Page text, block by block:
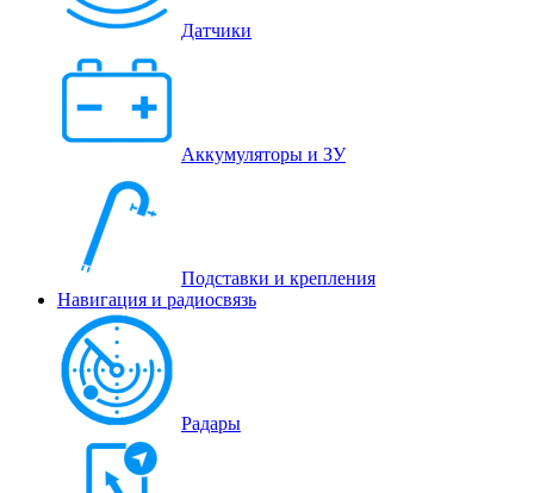
Датчики
Аккумуляторы и ЗУ
Подставки и крепления
Навигация и радиосвязь
Радары